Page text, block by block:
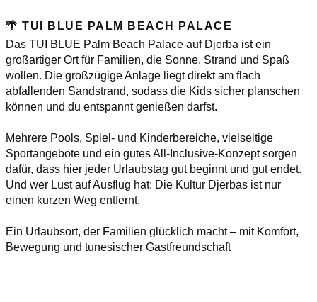
🌴 TUI BLUE PALM BEACH PALACE
Das TUI BLUE Palm Beach Palace auf Djerba ist ein
großartiger Ort für Familien, die Sonne, Strand und Spaß
wollen. Die großzügige Anlage liegt direkt am flach
abfallenden Sandstrand, sodass die Kids sicher planschen
können und du entspannt genießen darfst.
Mehrere Pools, Spiel- und Kinderbereiche, vielseitige
Sportangebote und ein gutes All-Inclusive-Konzept sorgen
dafür, dass hier jeder Urlaubstag gut beginnt und gut endet.
Und wer Lust auf Ausflug hat: Die Kultur Djerbas ist nur
einen kurzen Weg entfernt.
Ein Urlaubsort, der Familien glücklich macht – mit Komfort,
Bewegung und tunesischer Gastfreundschaft